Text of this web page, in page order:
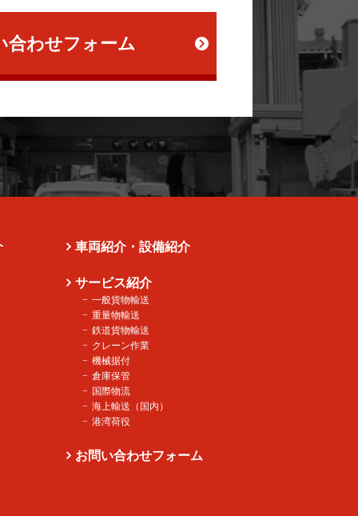
合わせフォーム
車両紹介・設備紹介
サービス紹介
一般貨物輸送
重量物輸送
鉄道貨物輸送
クレーン作業
機械据付
倉庫保管
国際物流
海上輸送（国内）
港湾荷役
お問い合わせフォーム